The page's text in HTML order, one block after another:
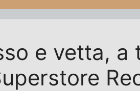
e vetta, a